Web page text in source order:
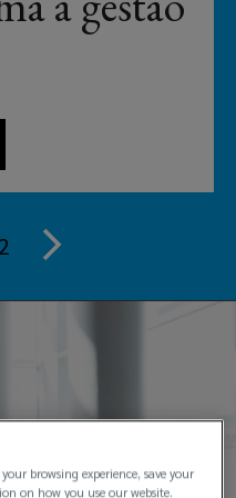
2
browsing experience, save your
on how you use our website.